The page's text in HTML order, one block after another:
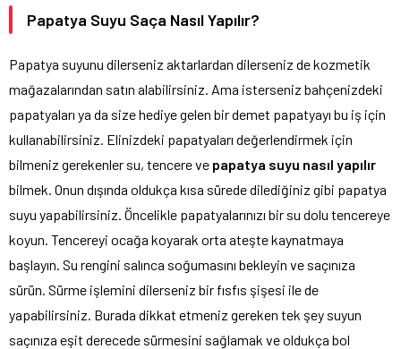
Papatya Suyu Saça Nasıl Yapılır?
Papatya suyunu dilerseniz aktarlardan dilerseniz de kozmetik
mağazalarından satın alabilirsiniz. Ama isterseniz bahçenizdeki
papatyaları ya da size hediye gelen bir demet papatyayı bu iş için
kullanabilirsiniz. Elinizdeki papatyaları değerlendirmek için
bilmeniz gerekenler su, tencere ve papatya suyu nasıl yapılır
bilmek. Onun dışında oldukça kısa sürede dilediğiniz gibi papatya
suyu yapabilirsiniz. Öncelikle papatyalarınızı bir su dolu tencereye
koyun. Tencereyi ocağa koyarak orta ateşte kaynatmaya
başlayın. Su rengini salınca soğumasını bekleyin ve saçınıza
sürün. Sürme işlemini dilerseniz bir fısfıs şişesi ile de
yapabilirsiniz. Burada dikkat etmeniz gereken tek şey suyun
saçınıza eşit derecede sürmesini sağlamak ve oldukça bol